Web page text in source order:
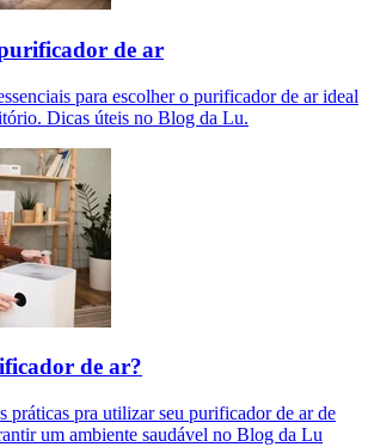
de ar​
para escolher o purificador de ar ideal
Dicas úteis no Blog da Lu.
de ar?
práticas pra utilizar seu purificador de ar de
um ambiente saudável no Blog da Lu